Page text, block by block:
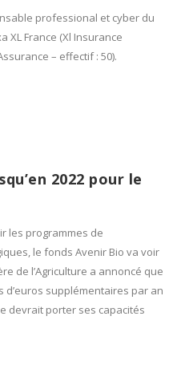
professional et cyber du
XL France (Xl Insurance
– effectif : 50).
2022 pour le
les programmes de
le fonds Avenir Bio va voir
de l’Agriculture a annoncé que
d’euros supplémentaires par an
devrait porter ses capacités